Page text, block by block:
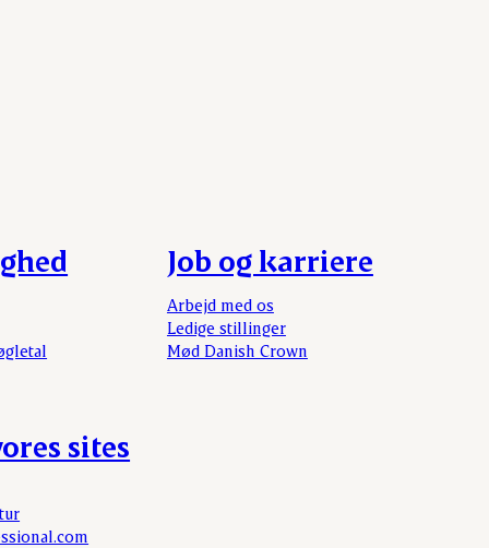
Job og karriere
Arbejd med os
Ledige stillinger
Mød Danish Crown
sites